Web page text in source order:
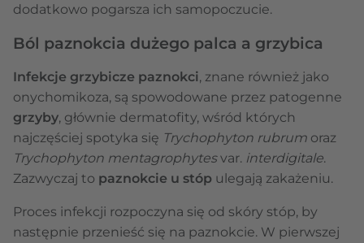
dodatkowo pogarsza ich samopoczucie.
Ból paznokcia dużego palca a grzybica
Infekcje grzybicze paznokci, znane również jako
onychomikoza, są spowodowane przez patogenne
grzyby, głównie dermatofity, wśród których
najczęściej spotyka się Trychophyton rubrum oraz
Trychophyton mentagrophytesvar. interdigitale.
Zazwyczaj to paznokcie u stóp ulegają zakażeniu.
Proces infekcji rozpoczyna się od skóry stóp, by
następnie przenieść się na paznokcie. W pierwszej